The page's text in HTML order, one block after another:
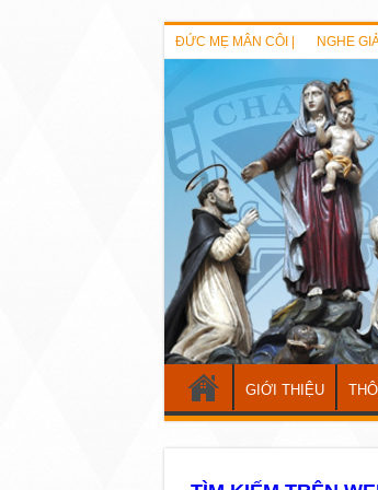
ĐỨC MẸ MÂN CÔI | NGHE
GIỚI THIỆU